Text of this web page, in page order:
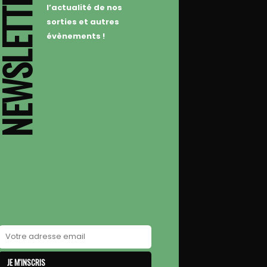
l’actualité de nos
sorties et autres
évènements !
JE M'INSCRIS